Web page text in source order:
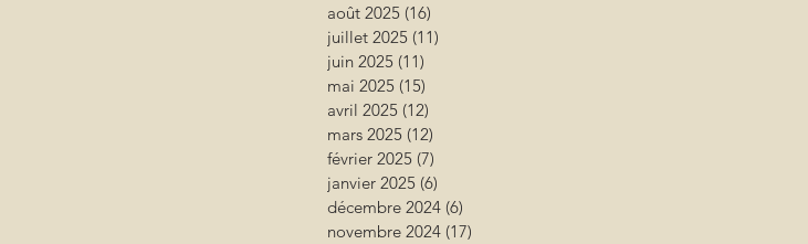
août 2025 (16)
juillet 2025 (11)
juin 2025 (11)
mai 2025 (15)
avril 2025 (12)
mars 2025 (12)
février 2025 (7)
janvier 2025 (6)
décembre 2024 (6)
novembre 2024 (17)